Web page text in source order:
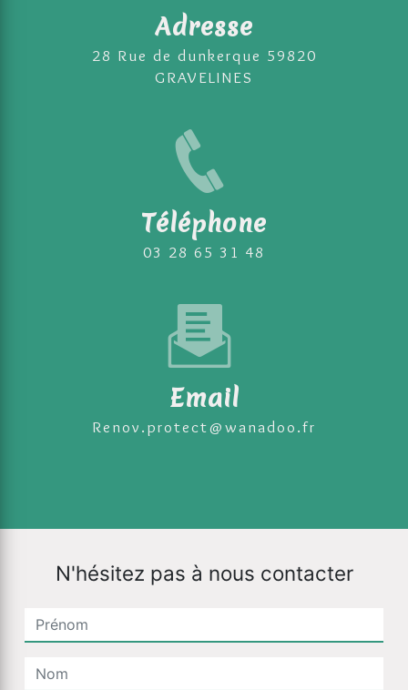
Adresse
28 Rue de dunkerque 59820
GRAVELINES
Téléphone
03 28 65 31 48
Email
renov.protect@wanadoo.fr
N'hésitez pas à nous contacter